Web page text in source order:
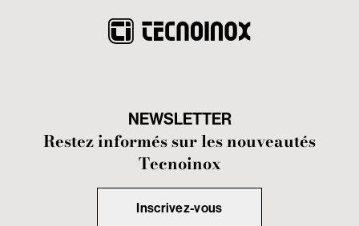
NEWSLETTER
Restez informés sur les nouveautés
Tecnoinox
Inscrivez-vous